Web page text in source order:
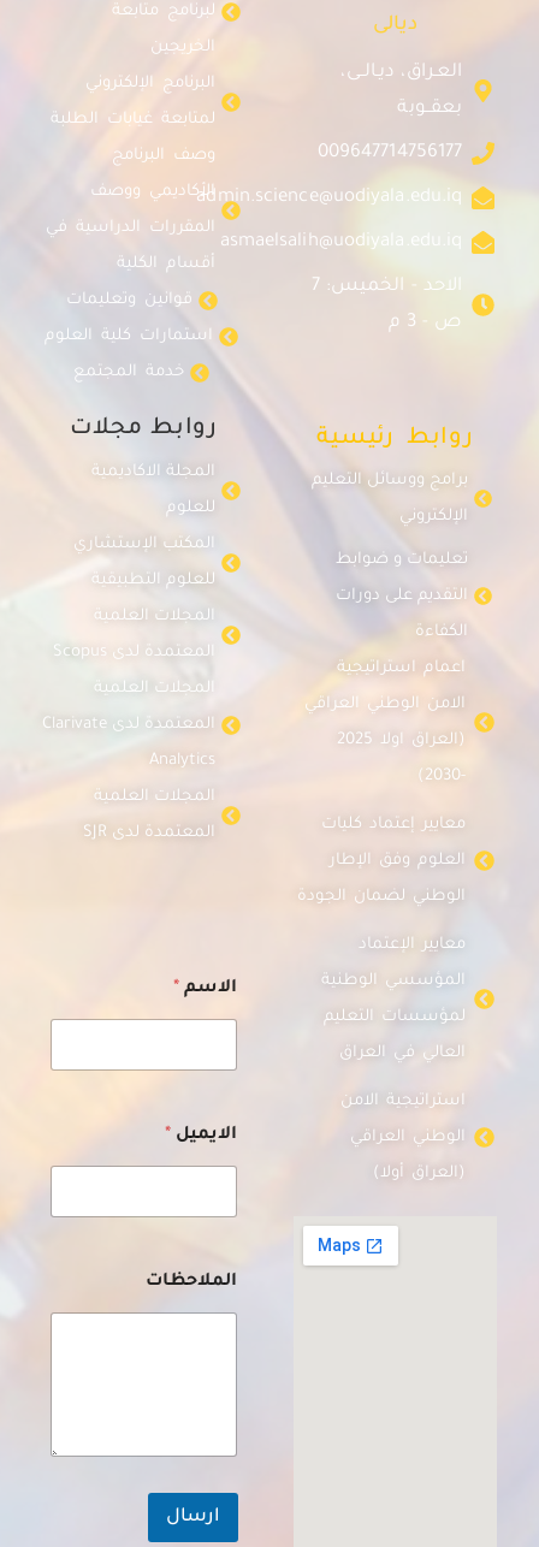
ديالى
العـراق، ديـالــى،
بعقــوبة
009647714756177
admin.science@uodiyala.edu.iq
asmaelsalih@uodiyala.edu.iq
الاحد - الخميس: 7
ص - 3 م
روابط رئيسية
برامج ووسائل التعليم
الإلكتروني
تعليمات و ضوابط
التقديم على دورات
الكفاءة
اعمام استراتيجية
الامن الوطني العراقي
(العراق اولا 2025
-2030)
معايير إعتماد كليات
العلوم وفق الإطار
الوطني لضمان الجودة
معايير الإعتماد
المؤسسي الوطنية
لمؤسسات التعليم
العالي في العراق
استراتيجية الامن
الوطني العراقي
(العراق أولا)
لبرنامج متابعة
الخريجين
البرنامج الإلكتروني
لمتابعة غيابات الطلبة
وصف البرنامج
الأكاديمي ووصف
المقررات الدراسية في
أقسام الكلية
قوانين وتعليمات
استمارات كلية العلوم
خدمة المجتمع
روابط مجلات
المجلة الاكاديمية
للعلوم
المكتب الإستشاري
للعلوم التطبيقية
المجلات العلمية
المعتمدة لدى Scopus
المجلات العلمية
المعتمدة لدى Clarivate
Analytics
المجلات العلمية
المعتمدة لدى SJR
الاسم *
ل
ا
ا
ي
الايميل *
الملاحظات
ارسال